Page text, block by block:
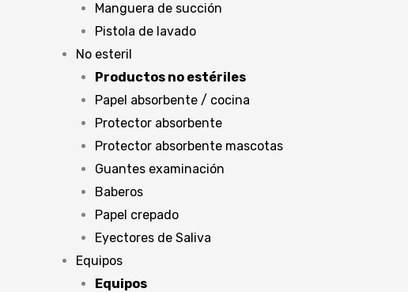
Manguera de succión
Pistola de lavado
No esteril
Productos no estériles
Papel absorbente / cocina
Protector absorbente
Protector absorbente mascotas
Guantes examinación
Baberos
Papel crepado
Eyectores de Saliva
Equipos
Equipos